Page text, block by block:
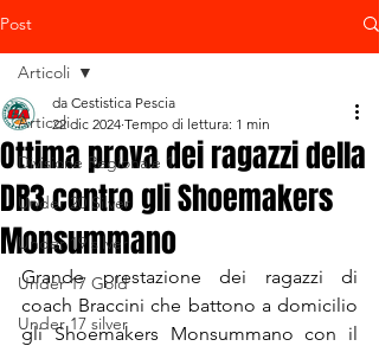
Post
Articoli
Divisione Regionale 1
Under 20 Silver
Under 19 silver
Under 17 Gold
Under 17 silver
Articoli
Ottima prova dei ragazzi della
DR3 contro gli Shoemakers
Monsummano
da Cestistica Pescia
22 dic 2024 Tempo di lettura: 1 min
Grande prestazione dei ragazzi di
coach Braccini che battono a domicilio
gli Shoemakers Monsummano con il